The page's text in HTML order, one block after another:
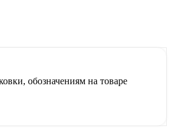
обозначениям на товаре